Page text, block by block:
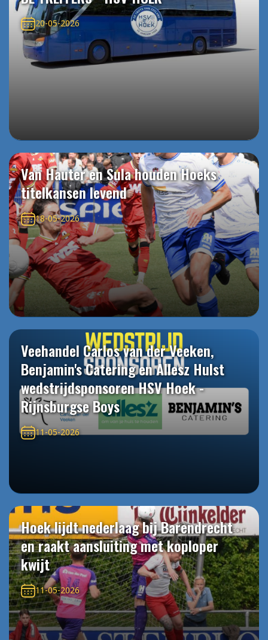
20-05-2026
Van Hauter en Sula houden Hoeks
titelkansen levend
18-05-2026
Veehandel Carlos van der Veeken,
Benjamin's Catering en Allesz Hulst
wedstrijdsponsoren HSV Hoek -
Rijnsburgse Boys
11-05-2026
Hoek lijdt nederlaag bij Barendrecht
en raakt aansluiting met koploper
kwijt
11-05-2026